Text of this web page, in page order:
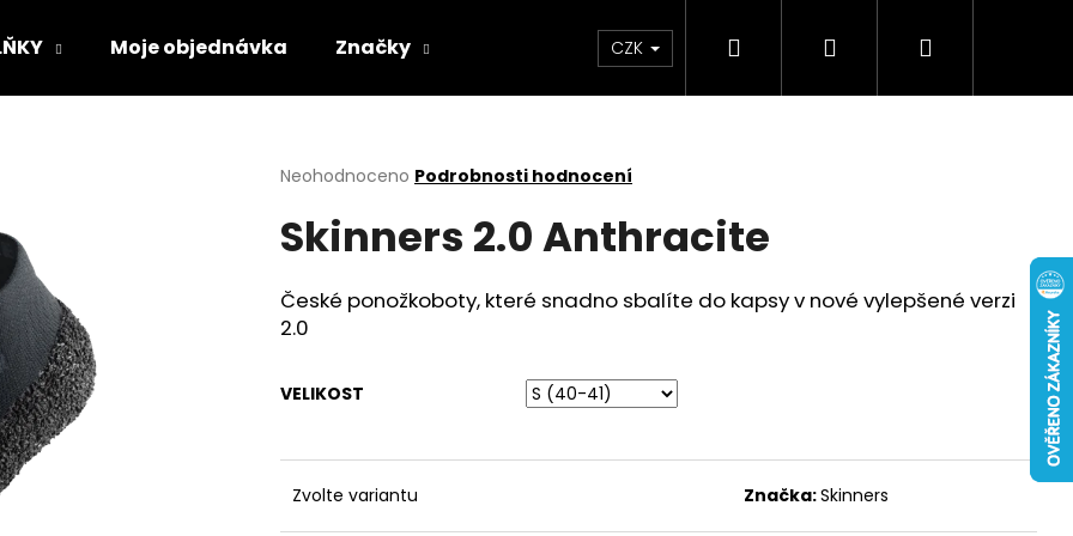
Moje objednávka Značky CZK Hledat PřihlášeníNákupní
Průměrné
produktu
je
z
5
hvězdiček.
Neohodnoceno Podrobnosti hodnocení
Skinners 2.0 Anthracite
České ponožkoboty, které snadno sbalíte do kapsy v nové vylepšené verzi
2.0
VELIKOST
Zvolte variantu Značka:Skinners
HLEDAT
Doporučujeme